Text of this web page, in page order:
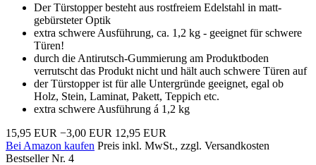
Der Türstopper besteht aus rostfreiem Edelstahl in matt-
gebürsteter Optik
extra schwere Ausführung, ca. 1,2 kg - geeignet für schwere
Türen!
durch die Antirutsch-Gummierung am Produktboden
verrutscht das Produkt nicht und hält auch schwere Türen auf
der Türstopper ist für alle Untergründe geeignet, egal ob
Holz, Stein, Laminat, Pakett, Teppich etc.
extra schwere Ausführung á 1,2 kg
15,95 EUR −3,00 EUR 12,95 EUR
Bei Amazon kaufen Preis inkl. MwSt., zzgl. Versandkosten
Bestseller Nr. 4